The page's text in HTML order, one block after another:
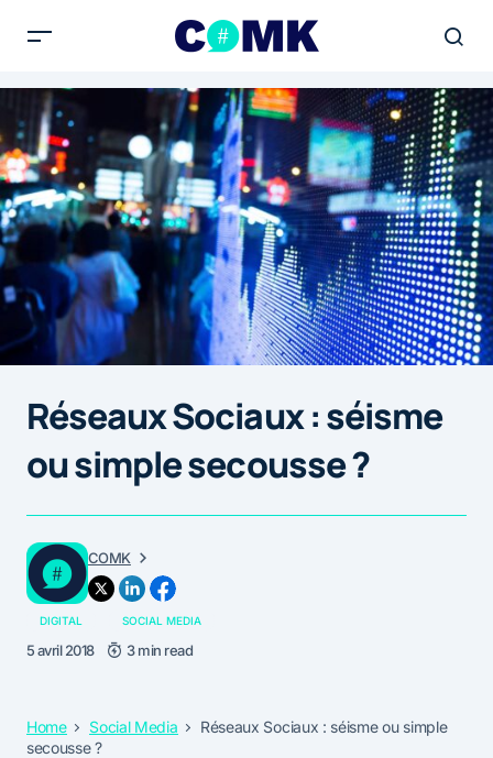
Réseaux Sociaux : séisme
ou simple secousse ?
COMK
DIGITAL SOCIAL MEDIA
5 avril 2018 3 min read
Home Social Media
Réseaux Sociaux : séisme ou simple
secousse ?